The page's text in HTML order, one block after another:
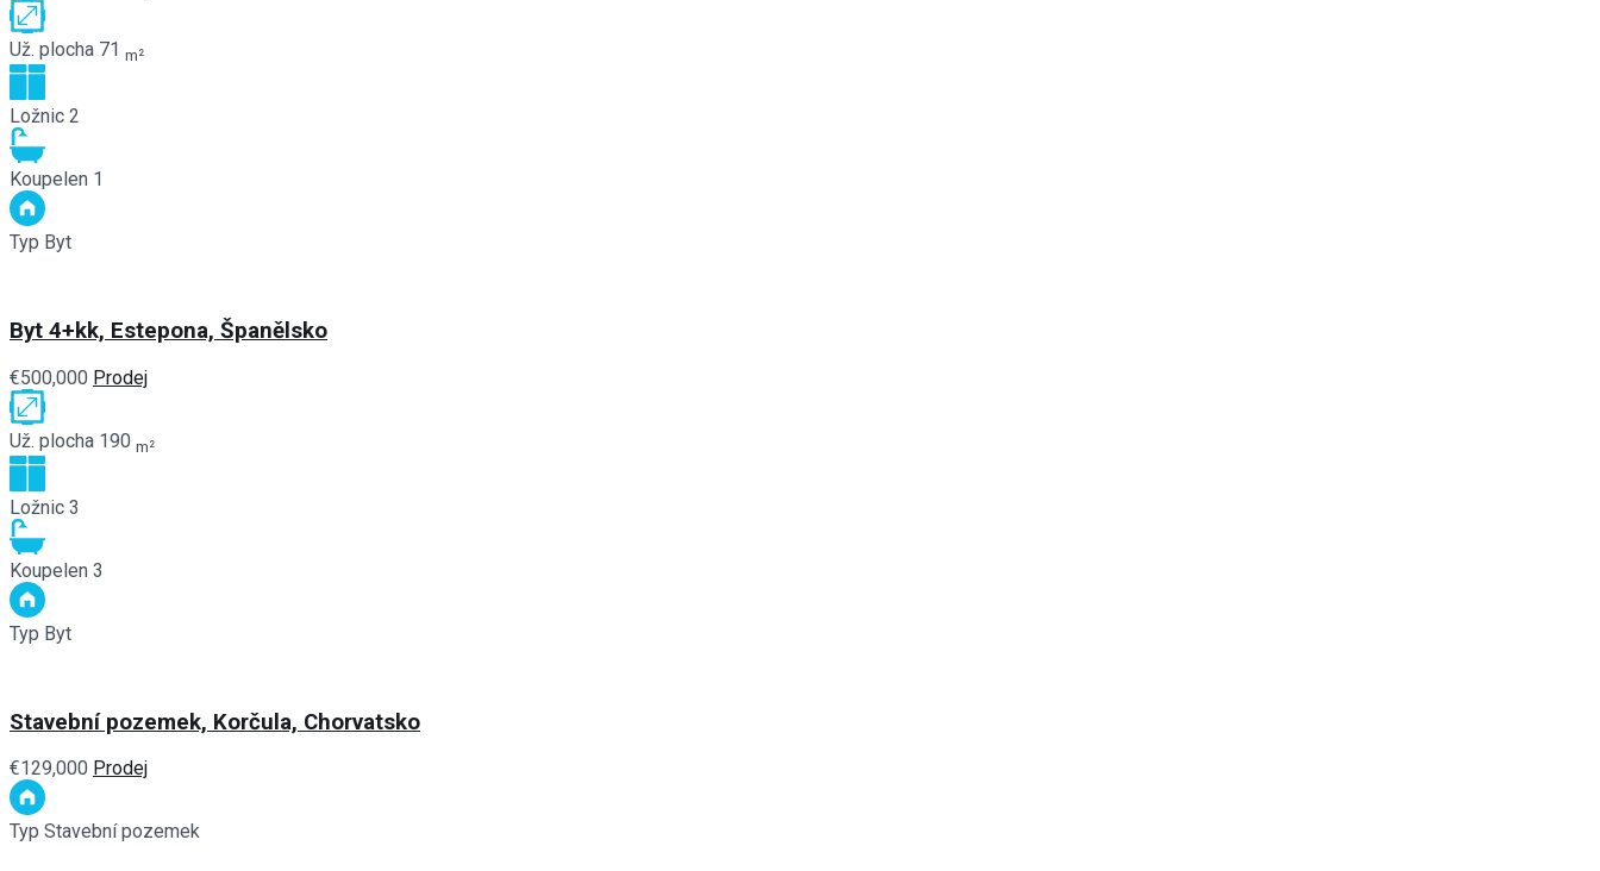
Už. plocha 71 m²
Ložnic 2
Koupelen 1
Typ Byt
Byt 4+kk, Estepona, Španělsko
€500,000 Prodej
Už. plocha 190 m²
Ložnic 3
Koupelen 3
Typ Byt
Stavební pozemek, Korčula, Chorvatsko
€129,000 Prodej
Typ Stavební pozemek